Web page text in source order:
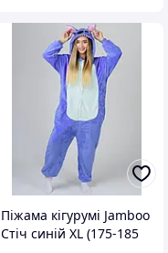
Піжама кігурумі Jamboo
Стіч синій XL (175-185